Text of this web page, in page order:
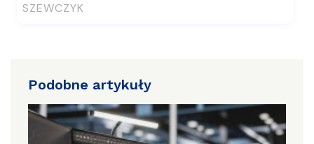
SZEWCZYK
Podobne artykuły